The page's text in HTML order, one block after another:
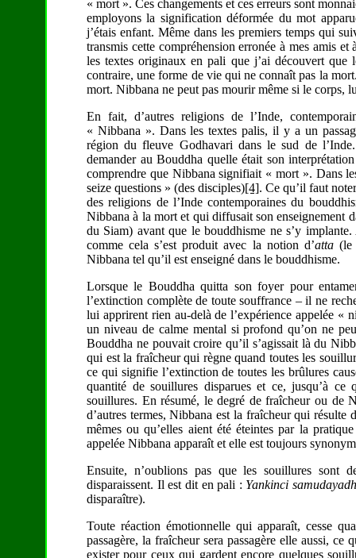
« mort ». Ces changements et ces erreurs sont
employons la signification déformée du mot
j’étais enfant. Même dans les premiers temps qui
transmis cette compréhension erronée à mes amis
les textes originaux en pali que j’ai découvert
contraire, une forme de vie qui ne connaît pas la
mort. Nibbana ne peut pas mourir même si le corps,
En fait, d’autres religions de l’Inde,
« Nibbana ». Dans les textes palis, il y a un
région du fleuve Godhavari dans le sud de
demander au Bouddha quelle était son
comprendre que Nibbana signifiait « mort ». Dans
seize questions » (des disciples)[4]. Ce qu’il faut
des religions de l’Inde contemporaines du
Nibbana à la mort et qui diffusait son enseignement
du Siam) avant que le bouddhisme ne s’y
comme cela s’est produit avec la notion d’atta(le
Nibbana tel qu’il est enseigné dans le bouddhisme.
Lorsque le Bouddha quitta son foyer pour
l’extinction complète de toute souffrance – il ne
lui apprirent rien au-delà de l’expérience appelée «
un niveau de calme mental si profond qu’on ne
Bouddha ne pouvait croire qu’il s’agissait là du
qui est la fraîcheur qui règne quand toutes les
ce qui signifie l’extinction de toutes les brûlures
quantité de souillures disparues et ce, jusqu’à
souillures. En résumé, le degré de fraîcheur ou de
d’autres termes, Nibbana est la fraîcheur qui résulte
mêmes ou qu’elles aient été éteintes par la
appelée Nibbana apparaît et elle est toujours
Ensuite, n’oublions pas que les souillures sont
disparaissent. Il est dit en pali : Yankinci
disparaître).
Toute réaction émotionnelle qui apparaît, cesse
passagère, la fraîcheur sera passagère elle aussi,
exister pour ceux qui gardent encore quelques